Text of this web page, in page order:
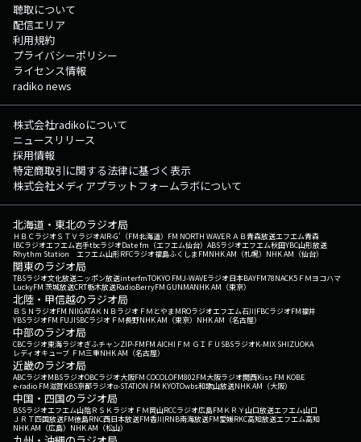
聴取について
配信エリア
利用規約
プライバシーポリシー
ライセンス情報
radiko news
株式会社radikoについて
ニュースリリース
採用情報
特定商取引に関する法律に基づく表示
株式会社メディアプラットフォームラボについて
北海道・東北のラジオ局
ＨＢＣラジオＳＴＶラジオAIR-G'（FM北海道） FM NORTH WAVEＲＡＢ青森放送エフエム青森
IBCラジオエフエム岩手tbcラジオDate fm（エフエム仙台） ABSラジオエフエム秋田YBC山形放送
Rhythm Station エフエム山形RFCラジオ福島ふくしまFMNHK AM（札幌） NHK AM（仙台）
関東のラジオ局
TBSラジオ文化放送ニッポン放送interfmTOKYO FMJ-WAVEラジオ日本BAYFM78NACK5 ＦＭヨコハマ
LuckyFM 茨城放送CRT栃木放送RadioBerryFM GUNMANHK AM（東京）
北陸・甲信越のラジオ局
ＢＳＮラジオFM NIIGATAＫＮＢラジオ ＦＭとやまMROラジオエフエム石川FBCラジオFM福井
YBSラジオFM FUJISBCラジオ ＦＭ長野NHK AM（東京） NHK AM（名古屋）
中部のラジオ局
CBCラジオ東海ラジオぎふチャンZIP-FMFM AICHI ＦＭ ＧＩＦＵ SBSラジオK-MIX SHIZUOKA
レディオキューブ ＦＭ三重NHK AM（名古屋）
近畿のラジオ局
ABCラジオMBSラジオOBCラジオ大阪FM COCOLOFM802FM大阪ラジオ関西Kiss FM KOBE
e-radio FM滋賀KBS京都ラジオα-STATION FM KYOTOwbs和歌山放送NHK AM（大阪）
中国・四国のラジオ局
BSSラジオエフエム山陰ＲＳＫラジオ ＦＭ岡山RCCラジオ広島FM ＫＲＹ山口放送エフエム山口
ＪＲＴ四国放送FM徳島RNC西日本放送FM香川RNB南海放送FM愛媛RKC高知放送エフエム高知
NHK AM（広島） NHK AM（松山）